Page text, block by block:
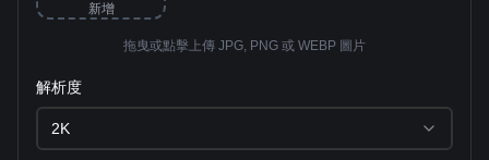
新增
拖曳或點擊上傳 JPG, PNG 或 WEBP 圖片
解析度
2K